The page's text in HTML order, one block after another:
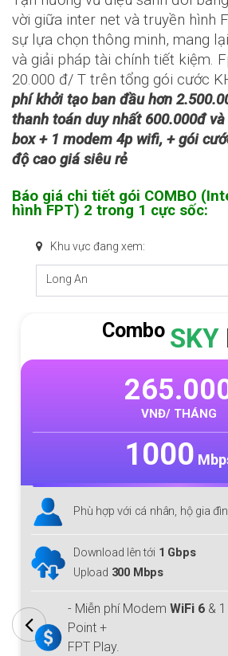
vời giữa inter net và truyền hình
sự lựa chọn thông minh, mang
và giải pháp tài chính tiết kiệm.
20.000 đ/ T trên tổng gói cước
phí khởi tạo ban đầu hơn
thanh toán duy nhất 600.000đ
box + 1 modem 4p wifi, + gói
độ cao giá siêu rẻ
Báo giá chi tiết gói COMBO
hình FPT) 2 trong 1 cực sốc:
Khu vực đang xem:
Long An
Combo SKY
VNĐ/ THÁNG
1000
Phù hợp với cá nhân, hộ gia
Download lên tới 1 Gbps
Upload 300 Mbps
- Miễn phí Modem WiFi 6 &
Point +
FPT Play.